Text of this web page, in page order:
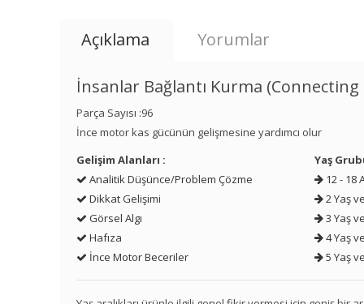
Açıklama Yorumlar
İnsanlar Bağlantı Kurma (Connecting
Parça Sayısı :96
İnce motor kas gücünün gelişmesine yardımcı olur
Gelişim Alanları :
Analitik Düşünce/Problem Çözme
Dikkat Gelişimi
Görsel Algı
Hafıza
İnce Motor Beceriler
Yaş
12 - 18
2 Yaş
3 Yaş
4 Yaş
5 Yaş